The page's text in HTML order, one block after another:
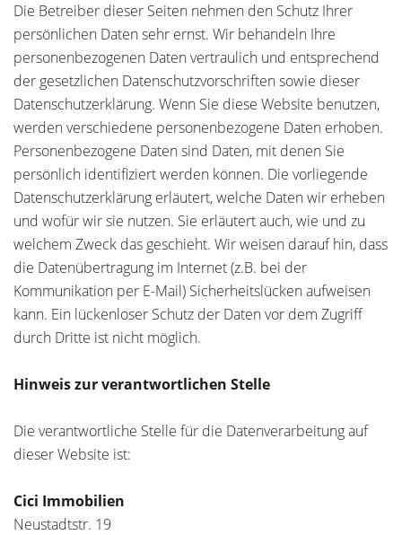
Die Betreiber dieser Seiten nehmen den Schutz Ihrer
persönlichen Daten sehr ernst. Wir behandeln Ihre
personenbezogenen Daten vertraulich und entsprechend
der gesetzlichen Datenschutzvorschriften sowie dieser
Datenschutzerklärung. Wenn Sie diese Website benutzen,
werden verschiedene personenbezogene Daten erhoben.
Personenbezogene Daten sind Daten, mit denen Sie
persönlich identifiziert werden können. Die vorliegende
Datenschutzerklärung erläutert, welche Daten wir erheben
und wofür wir sie nutzen. Sie erläutert auch, wie und zu
welchem Zweck das geschieht. Wir weisen darauf hin, dass
die Datenübertragung im Internet (z.B. bei der
Kommunikation per E-Mail) Sicherheitslücken aufweisen
kann. Ein lückenloser Schutz der Daten vor dem Zugriff
durch Dritte ist nicht möglich.
Hinweis zur verantwortlichen Stelle
Die verantwortliche Stelle für die Datenverarbeitung auf
dieser Website ist:
Cici Immobilien
Neustadtstr. 19